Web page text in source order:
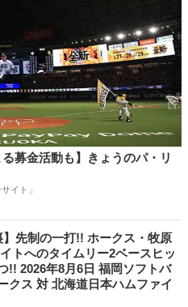
募金活動も】きょうのパ・リ
イト」
】先制の一打!! ホークス・牧原
トへのタイムリー2ベースヒッ
!! 2026年8月6日 福岡ソフトバ
クス 対 北海道日本ハムファイ